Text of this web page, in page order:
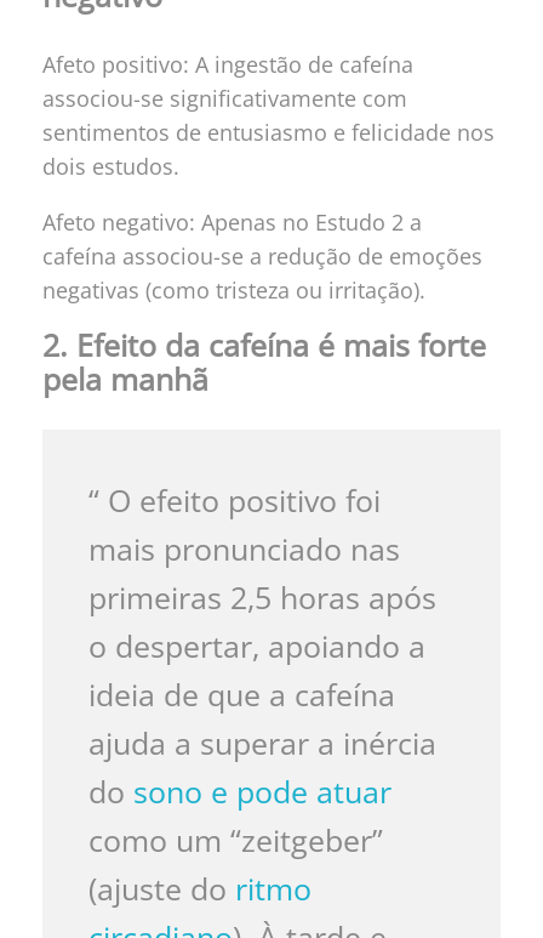
Afeto positivo: A ingestão de cafeína
associou-se significativamente com
sentimentos de entusiasmo e felicidade nos
dois estudos.
Afeto negativo: Apenas no Estudo 2 a
cafeína associou-se a redução de emoções
negativas (como tristeza ou irritação).
2. Efeito da cafeína é mais forte
pela manhã
“ O efeito positivo foi
mais pronunciado nas
primeiras 2,5 horas após
o despertar, apoiando a
ideia de que a cafeína
ajuda a superar a inércia
do sono e pode atuar
como um “zeitgeber”
(ajuste do ritmo